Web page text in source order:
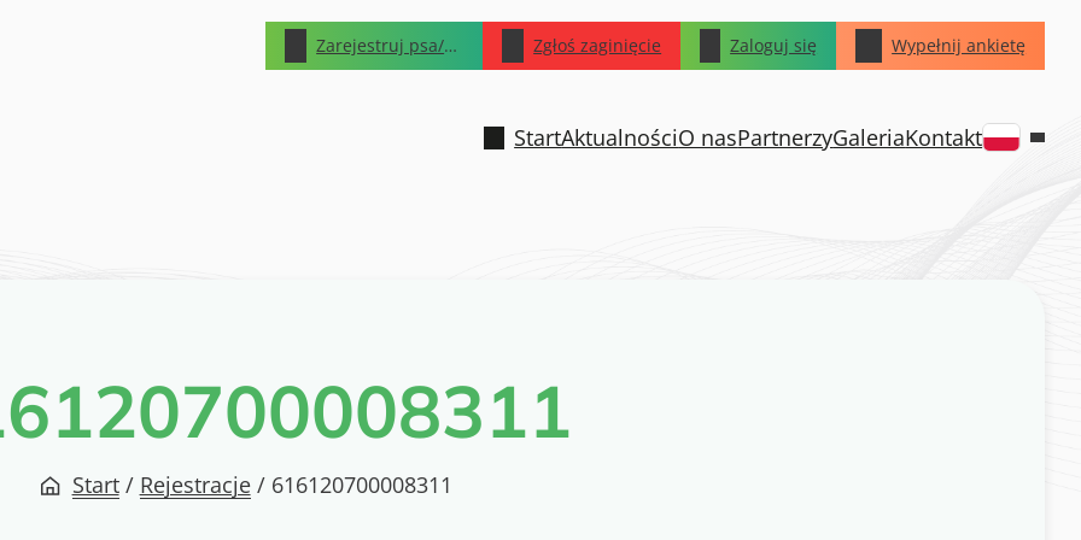
Zarejestruj psa/kota Zgłoś zaginięcie Zaloguj się Wypełnij ankietę
StartAktualnościO nasPartnerzyGaleriaKontakt
Start / Rejestracje / 616120700008311